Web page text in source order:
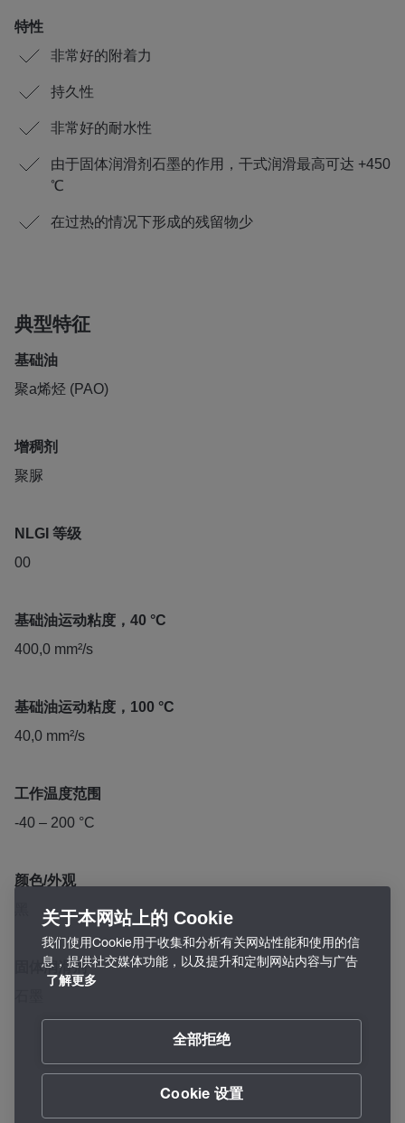
特性
非常好的附着力
持久性
非常好的耐水性
由于固体润滑剂石墨的作用，干式润滑最高可达 +450
℃
在过热的情况下形成的残留物少
典型特征
基础油
聚a烯烃 (PAO)
增稠剂
聚脲
NLGI 等级
00
基础油运动粘度，40 °C
400,0 mm²/s
基础油运动粘度，100 °C
40,0 mm²/s
工作温度范围
-40 – 200 °C
颜色/外观
固体润滑剂
关于本网站上的 Cookie
我们使用Cookie用于收集和分析有关网站性能和使用的信
息，提供社交媒体功能，以及提升和定制网站内容与广告
了解更多
全部拒绝
Cookie 设置